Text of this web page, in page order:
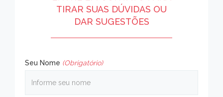
TIRAR SUAS DÚVIDAS OU
DAR SUGESTÕES
Seu Nome (Obrigatório)